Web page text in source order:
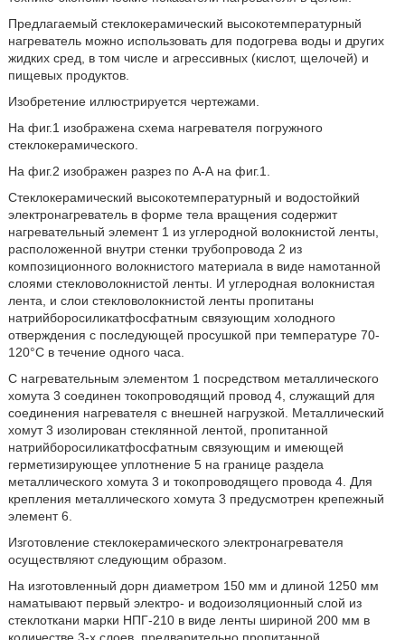
Предлагаемый стеклокерамический высокотемпературный
нагреватель можно использовать для подогрева воды и других
жидких сред, в том числе и агрессивных (кислот, щелочей) и
пищевых продуктов.
Изобретение иллюстрируется чертежами.
На фиг.1 изображена схема нагревателя погружного
стеклокерамического.
На фиг.2 изображен разрез по А-А на фиг.1.
Стеклокерамический высокотемпературный и водостойкий
электронагреватель в форме тела вращения содержит
нагревательный элемент 1 из углеродной волокнистой ленты,
расположенной внутри стенки трубопровода 2 из
композиционного волокнистого материала в виде намотанной
слоями стекловолокнистой ленты. И углеродная волокнистая
лента, и слои стекловолокнистой ленты пропитаны
натрийборосиликатфосфатным связующим холодного
отверждения с последующей просушкой при температуре 70-
120°С в течение одного часа.
С нагревательным элементом 1 посредством металлического
хомута 3 соединен токопроводящий провод 4, служащий для
соединения нагревателя с внешней нагрузкой. Металлический
хомут 3 изолирован стеклянной лентой, пропитанной
натрийборосиликатфосфатным связующим и имеющей
герметизирующее уплотнение 5 на границе раздела
металлического хомута 3 и токопроводящего провода 4. Для
крепления металлического хомута 3 предусмотрен крепежный
элемент 6.
Изготовление стеклокерамического электронагревателя
осуществляют следующим образом.
На изготовленный дорн диаметром 150 мм и длиной 1250 мм
наматывают первый электро- и водоизоляционный слой из
стеклоткани марки НПГ-210 в виде ленты шириной 200 мм в